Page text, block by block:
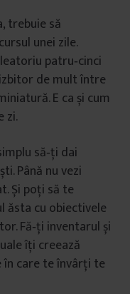
trebuie să
unei zile.
patru‑cinci
de mult între
E ca și cum
zi.
să‑ți dai
Până nu vezi
Și poți să te
ăsta cu obiectivele
Fă‑ți inventarul și
îți creează
în care te învârți te